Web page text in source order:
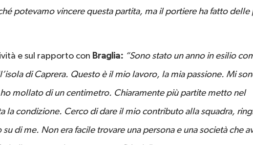
potevamo vincere questa partita, ma il portiere ha fatto delle
e sul rapporto con Braglia: “Sono stato un anno in esilio
di Caprera. Questo è il mio lavoro, la mia passione. Mi
mollato di un centimetro. Chiaramente più partite metto nel
la condizione. Cerco di dare il mio contributo alla squadra,
di me. Non era facile trovare una persona e una società che